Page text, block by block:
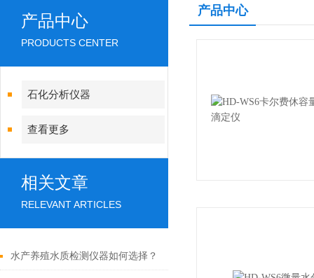
产品中心
PRODUCTS CENTER
石化分析仪器
查看更多
相关文章
RELEVANT ARTICLES
水产养殖水质检测仪器如何选择？
产品中心